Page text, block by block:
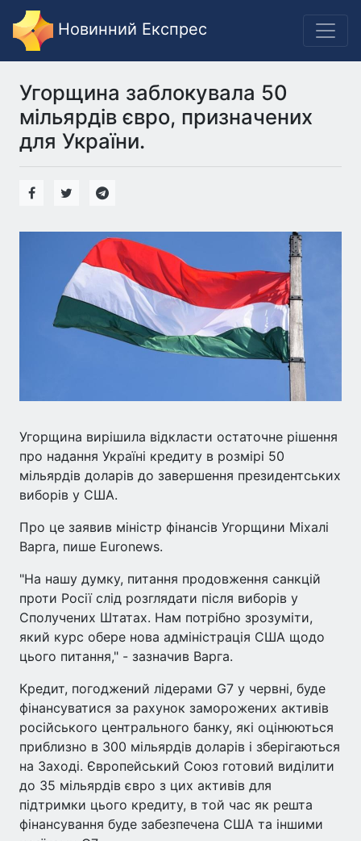
Новинний Експрес
Угорщина заблокувала 50
мільярдів євро, призначених
для України.
Угорщина вирішила відкласти остаточне рішення
про надання Україні кредиту в розмірі 50
мільярдів доларів до завершення президентських
виборів у США.
Про це заявив міністр фінансів Угорщини Міхалі
Варга, пише Euronews.
"На нашу думку, питання продовження санкцій
проти Росії слід розглядати після виборів у
Сполучених Штатах. Нам потрібно зрозуміти,
який курс обере нова адміністрація США щодо
цього питання," - зазначив Варга.
Кредит, погоджений лідерами G7 у червні, буде
фінансуватися за рахунок заморожених активів
російського центрального банку, які оцінюються
приблизно в 300 мільярдів доларів і зберігаються
на Заході. Європейський Союз готовий виділити
до 35 мільярдів євро з цих активів для
підтримки цього кредиту, в той час як решта
фінансування буде забезпечена США та іншими